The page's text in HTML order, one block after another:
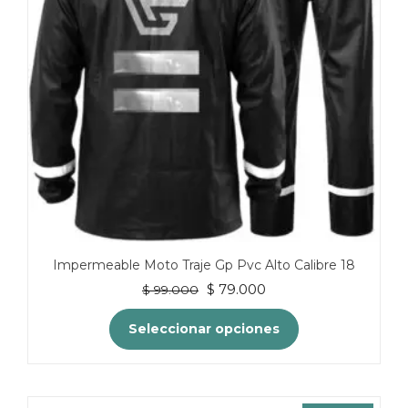
página
producto
Impermeable Moto Traje Gp Pvc Alto Calibre 18
$99.000 El
precio
original
era:
$ 79.000
precio
actual
es:
Seleccionar opciones